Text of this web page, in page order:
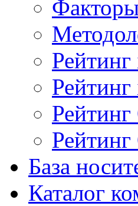
База
Каталог